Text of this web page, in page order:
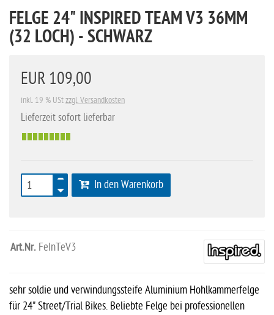
FELGE 24" INSPIRED TEAM V3 36MM
(32 LOCH) - SCHWARZ
EUR 109,00
inkl. 19 % UStzzgl. Versandkosten
Lieferzeit sofort lieferbar
In den Warenkorb
Art.Nr. FeInTeV3
sehr soldie und verwindungssteife Aluminium Hohlkammerfelge
für 24" Street/Trial Bikes. Beliebte Felge bei professionellen